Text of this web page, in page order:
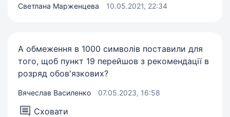
Светлана Марженцева 10.05.2021, 22:34
А обмеження в 1000 символів поставили для
того, щоб пункт 19 перейшов з рекомендації в
розряд обов'язкових?
Вячеслав Василенко 07.05.2023, 16:58
Сховати